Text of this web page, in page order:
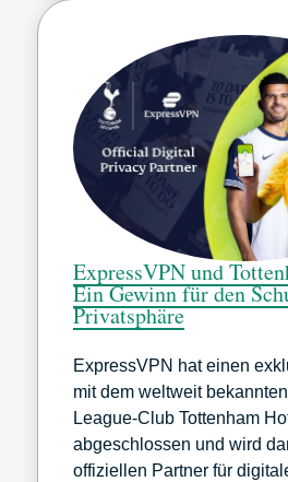
ExpressVPN und
Ein Gewinn für den
Privatsphäre
ExpressVPN hat einen
mit dem weltweit
League-Club Tottenham
abgeschlossen und wird
offiziellen Partner für